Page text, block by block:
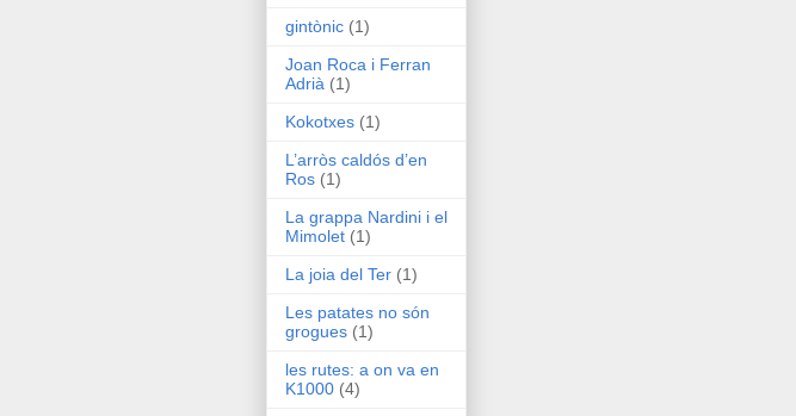
gintònic (1)
Joan Roca i Ferran
Adrià (1)
Kokotxes (1)
L’arròs caldós d’en
Ros (1)
La grappa Nardini i el
Mimolet (1)
La joia del Ter (1)
Les patates no són
grogues (1)
les rutes: a on va en
K1000 (4)